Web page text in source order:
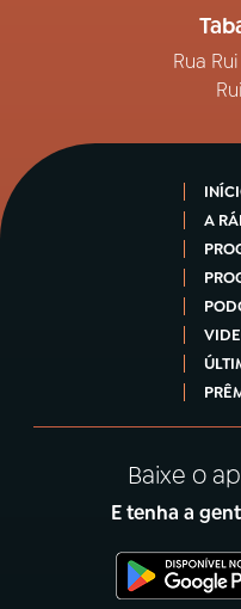
Rua
A
Baixe o
E tenha a